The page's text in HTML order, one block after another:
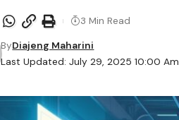
Last Updated: July 29, 2025 10:00 Am
ByDiajeng Maharini
3 Min Read